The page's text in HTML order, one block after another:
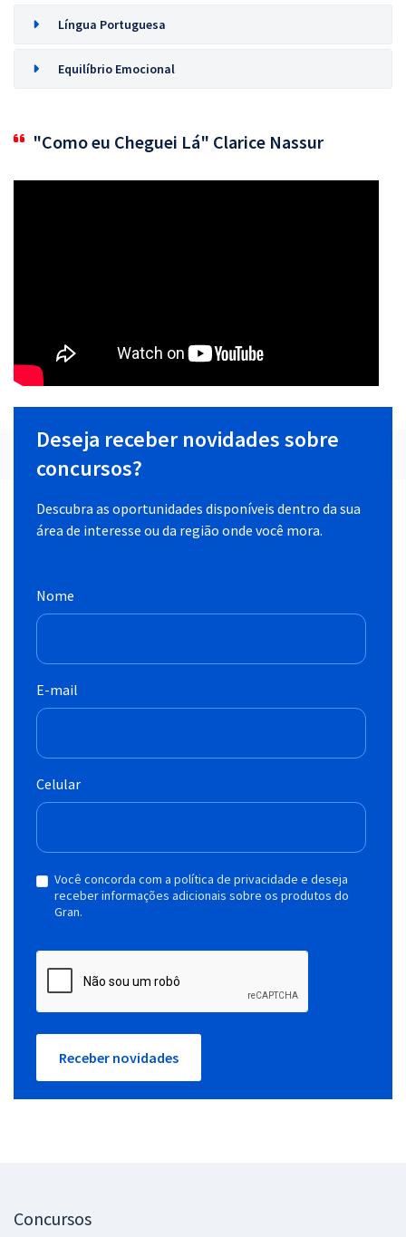
Língua Portuguesa
Equilíbrio Emocional
"Como eu Cheguei Lá" Clarice Nassur
Deseja receber novidades sobre
concursos?
Descubra as oportunidades disponíveis dentro da sua
área de interesse ou da região onde você mora.
Nome
E-mail
Celular
Você concorda com a política de privacidade e deseja
receber informações adicionais sobre os produtos do
Gran.
Receber novidades
Concursos